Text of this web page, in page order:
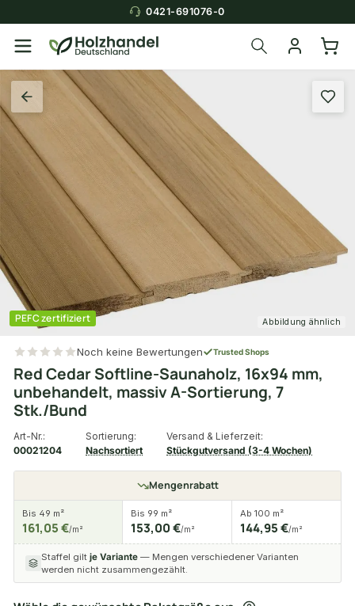
0421-691076-0
PEFC zertifiziert Abbildung ähnlich
Noch keine Bewertungen Trusted Shops
Red Cedar Softline-Saunaholz, 16x94 mm,
unbehandelt, massiv A-Sortierung, 7
Stk./Bund
Art-Nr.:
00021204
Sortierung:
Nachsortiert
Versand & Lieferzeit:
Stückgutversand (3-4 Wochen)
Mengenrabatt
Bis 49 m²
161,05 €/m²
Bis 99 m²
153,00 €/m²
Ab 100 m²
144,95 €/m²
Staffel gilt je Variante — Mengen verschiedener Varianten
werden nicht zusammengezählt.